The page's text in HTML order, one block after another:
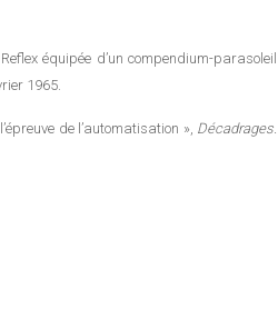
équipée d’un compendium-parasoleil
1965.
de l’automatisation », Décadrages.